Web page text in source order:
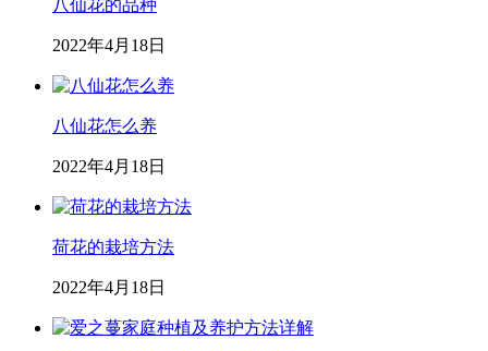
八仙花的品种
2022年4月18日
八仙花怎么养
2022年4月18日
荷花的栽培方法
2022年4月18日